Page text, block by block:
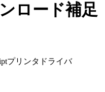
ロード補足
プリンタドライバ